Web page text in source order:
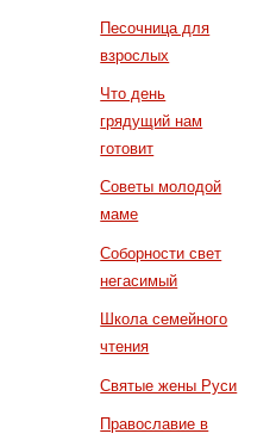
Песочница для
взрослых
Что день
грядущий нам
готовит
Советы молодой
маме
Соборности свет
негасимый
Школа семейного
чтения
Святые жены Руси
Православие в